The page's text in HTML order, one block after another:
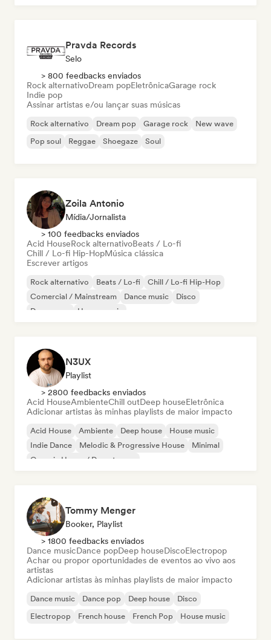
Pravda Records
Selo
> 800 feedbacks enviados
Rock alternativoDream popEletrônicaGarage rock
Indie pop
Assinar artistas e/ou lançar suas músicas
Rock alternativo Dream pop Garage rock
New wave
Pop soul
Reggae Shoegaze Soul
Zoila Antonio
Mídia/Jornalista
> 100 feedbacks enviados
Acid HouseRock alternativoBeats / Lo-fi
Chill / Lo-fi Hip-HopMúsica clássica
Escrever artigos
Rock alternativo Beats / Lo-fi
Chill / Lo-fi Hip-Hop
Comercial / Mainstream
Dance music
Disco
Dream pop
House music
N3UX
Playlist
> 2800 feedbacks enviados
Acid HouseAmbienteChill outDeep houseEletrônica
Adicionar artistas às minhas playlists de maior impacto
Acid House Ambiente Deep house
House music
Indie Dance
Melodic & Progressive House
Minimal
Organic House / Downtempo
Tommy Menger
Booker, Playlist
> 1800 feedbacks enviados
Dance musicDance popDeep houseDiscoElectropop
Achar ou propor oportunidades de eventos ao vivo aos
artistas
Adicionar artistas às minhas playlists de maior impacto
Dance music Dance pop Deep house
Disco
Electropop
French house French Pop House music